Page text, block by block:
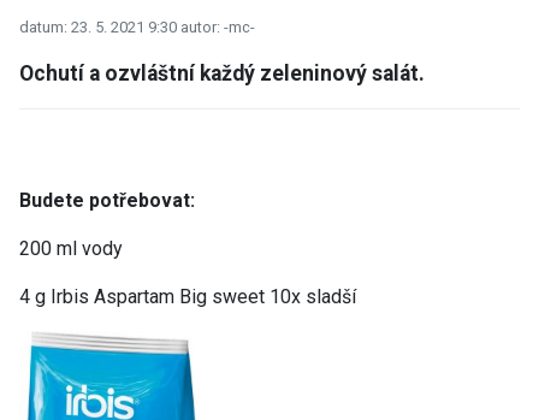
datum: 23. 5. 2021 9:30 autor: -mc-
Ochutí a ozvláštní každý zeleninový salát.
Budete potřebovat:
200 ml vody
4 g Irbis Aspartam Big sweet 10x sladší